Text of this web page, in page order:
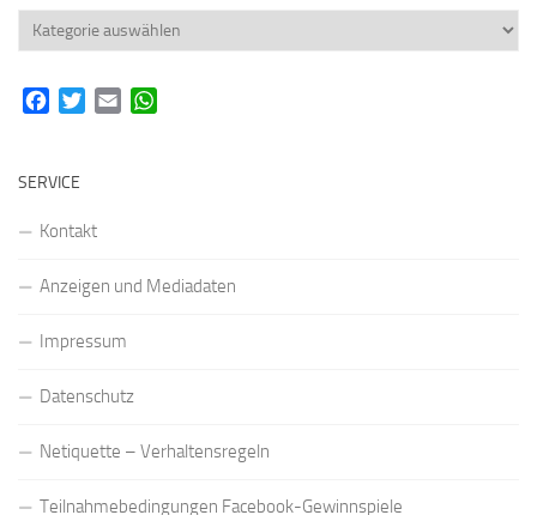
Rubriken
FacebookTwitterEmail
SERVICE
Kontakt
Anzeigen und Mediadaten
Impressum
Datenschutz
Netiquette – Verhaltensregeln
Teilnahmebedingungen Facebook-Gewinnspiele